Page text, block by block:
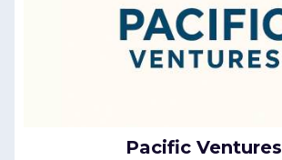
Pacific Ventures